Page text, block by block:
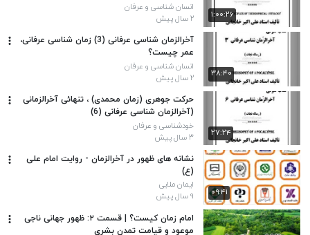
۱:۰۰:۲۶
انسان شناسی و عرفان
۲ سال پیش
۳۸:۴۰
آخرالزمان شناسی عرفانی (3) زمان شناسی عرفانی،
عمر چیست؟
انسان شناسی و عرفان
۲ سال پیش
۲۷:۲۴
حرکت جوهری (زمان محمدی) ، تنهائی آخرالزمانی
(آخرالزمان شناسی عرفانی (6)
خودشناسی و عرفان
۳ سال پیش
۰۹:۴۱
نشانه های ظهور در آخرالزمان - روایت امام علی
(ع)
ایمان ملایی
۹ سال پیش
امام زمان کیست؟ | قسمت ۲: ظهور جهانی ناجی
موعود و قیامت تمدن بشری